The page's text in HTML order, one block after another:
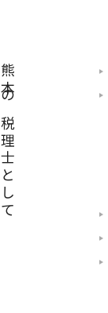
熊本の税理士として